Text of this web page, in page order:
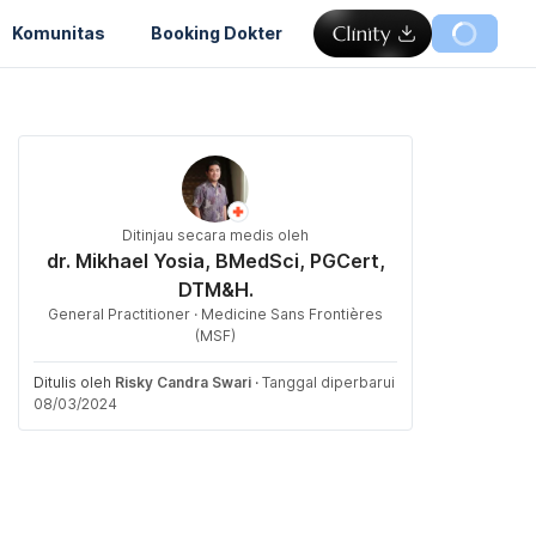
Komunitas Booking Dokter
Ditinjau secara medis oleh
dr. Mikhael Yosia, BMedSci, PGCert,
DTM&H.
General Practitioner · Medicine Sans Frontières
(MSF)
Ditulis oleh Risky Candra Swari · Tanggal diperbarui
08/03/2024